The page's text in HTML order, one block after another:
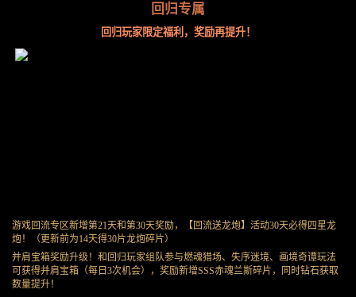
回归专属
回归玩家限定福利，奖励再提升！
游戏回流专区新增第21天和第30天奖励，【回流送龙炮】活动30天必得四星龙
炮！（更新前为14天得30片龙炮碎片）
并肩宝箱奖励升级！和回归玩家组队参与燃魂猎场、失序迷境、画境奇谭玩法
可获得并肩宝箱（每日3次机会），奖励新增SSS赤魂兰斯碎片，同时钻石获取
数量提升！